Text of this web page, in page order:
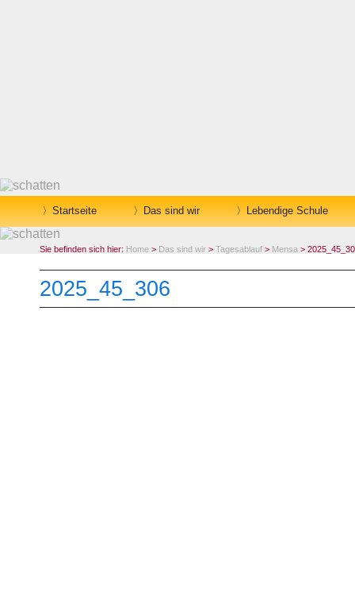
Startseite Das sind wir Lebendige Schule
Sie befinden sich hier: Home > Das sind wir > Tagesablauf > Mensa >
2025_45_306